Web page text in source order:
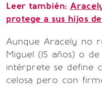
Leer también:
protege a sus hijos
Aunque Aracely no
Miguel (15 años) o de
intérprete se define
celosa pero con